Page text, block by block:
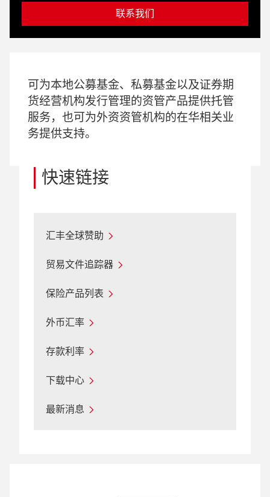
联系我们
可为本地公募基金、私募基金以及证券期
货经营机构发行管理的资管产品提供托管
服务，也可为外资资管机构的在华相关业
务提供支持。
快速链接
汇丰全球赞助
贸易文件追踪器
保险产品列表
外币汇率
存款利率
下载中心
最新消息